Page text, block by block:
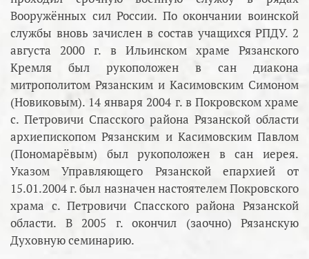
Вооружённых сил России. По окончании воинской
службы вновь зачислен в состав учащихся РПДУ. 2
августа 2000 г. в Ильинском храме Рязанского
Кремля был рукоположен в сан диакона
митрополитом Рязанским и Касимовским Симоном
(Новиковым). 14 января 2004 г. в Покровском храме
с. Петровичи Спасского района Рязанской области
архиепископом Рязанским и Касимовским Павлом
(Пономарёвым) был рукоположен в сан иерея.
Указом Управляющего Рязанской епархией от
15.01.2004 г. был назначен настоятелем Покровского
храма с. Петровичи Спасского района Рязанской
области. В 2005 г. окончил (заочно) Рязанскую
Духовную семинарию.